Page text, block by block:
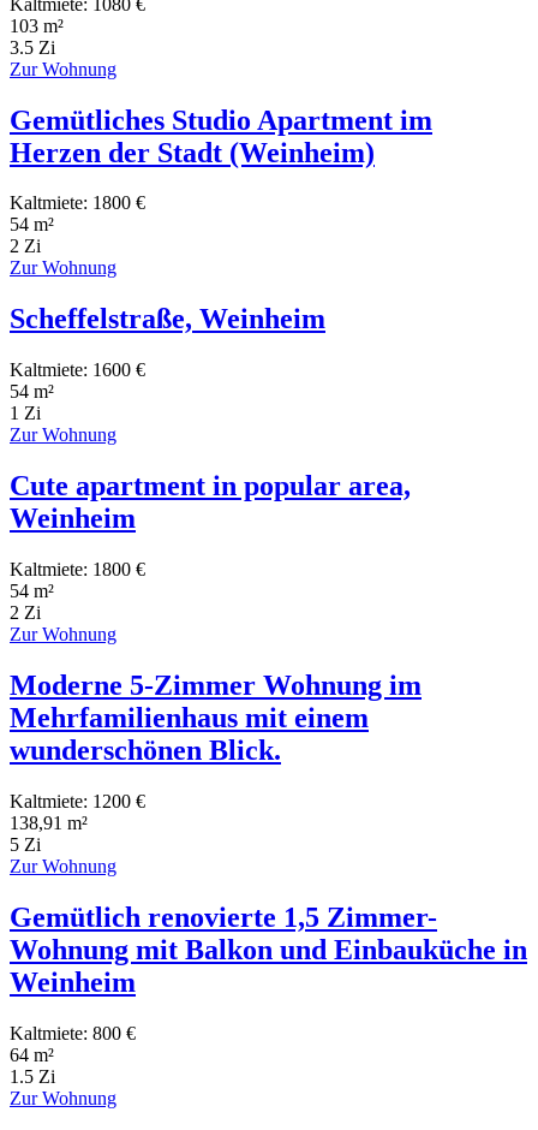
103 m²
3.5 Zi
Zur Wohnung
Gemütliches Studio Apartment im
Herzen der Stadt (Weinheim)
Kaltmiete: 1800 €
54 m²
2 Zi
Zur Wohnung
Scheffelstraße, Weinheim
Kaltmiete: 1600 €
54 m²
1 Zi
Zur Wohnung
Cute apartment in popular area,
Weinheim
Kaltmiete: 1800 €
54 m²
2 Zi
Zur Wohnung
Moderne 5-Zimmer Wohnung im
Mehrfamilienhaus mit einem
wunderschönen Blick.
Kaltmiete: 1200 €
138,91 m²
5 Zi
Zur Wohnung
Gemütlich renovierte 1,5 Zimmer-
Wohnung mit Balkon und Einbauküche in
Weinheim
Kaltmiete: 800 €
64 m²
1.5 Zi
Zur Wohnung